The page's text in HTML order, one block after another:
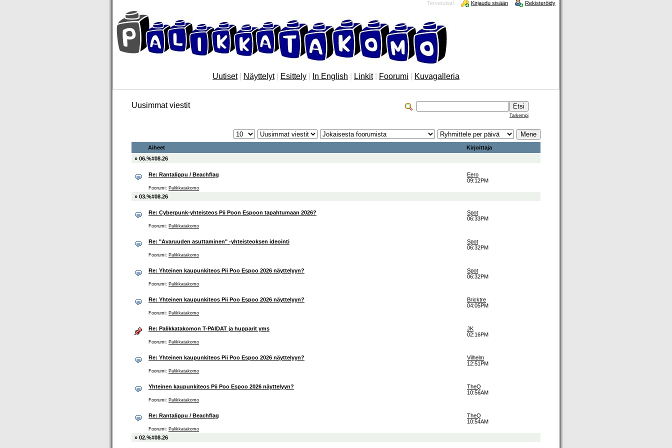
Tervetuloa! Kirjaudu sisään Rekisteröidy
Uutiset| Näyttelyt| Esittely In English Linkit| Foorumi Kuvagalleria
Tarkempi
Uusimmat viestit
Aiheet
Kirjoittaja
» 06.%#08.26
Re: Rantalippu / Beachflag
Foorumi: Palikkatakomo
Eero
09:12PM
» 03.%#08.26
Re: Cyberpunk-yhteisteos Pii Poon Espoon tapahtumaan 2026?
Foorumi: Palikkatakomo
Spot
06:33PM
Re: "Avaruuden asuttaminen" -yhteisteoksen ideointi
Foorumi: Palikkatakomo
Spot
06:32PM
Re: Yhteinen kaupunkiteos Pii Poo Espoo 2026 näyttelyyn?
Foorumi: Palikkatakomo
Spot
06:32PM
Re: Yhteinen kaupunkiteos Pii Poo Espoo 2026 näyttelyyn?
Foorumi: Palikkatakomo
Bricktre
04:05PM
Re: Palikkatakomon T-PAIDAT ja hupparit yms
Foorumi: Palikkatakomo
JK
02:16PM
Re: Yhteinen kaupunkiteos Pii Poo Espoo 2026 näyttelyyn?
Foorumi: Palikkatakomo
Vilhelm
12:51PM
Yhteinen kaupunkiteos Pii Poo Espoo 2026 näyttelyyn?
Foorumi: Palikkatakomo
TheQ
10:56AM
Re: Rantalippu / Beachflag
Foorumi: Palikkatakomo
TheQ
10:54AM
» 02.%#08.26